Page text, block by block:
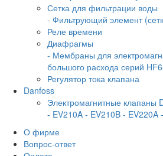
Сетка для фильтрации воды
- Фильтрующий элемент
Реле времени
Диафрагмы
- Мембраны для
большого расхода серий
Регулятор тока клапана
Danfoss
Электромагнитные клапаны
- EV210A - EV210B - EV220A
О фирме
Вопрос-ответ